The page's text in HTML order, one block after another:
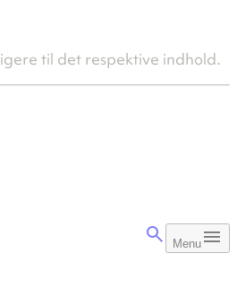
til det respektive indhold.
Menu